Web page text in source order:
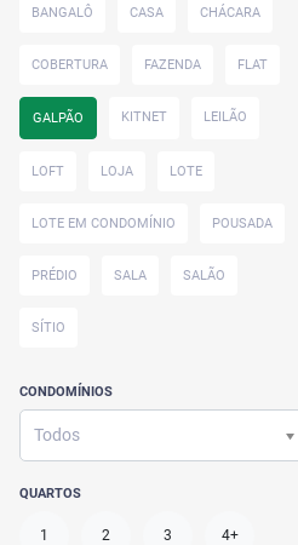
BANGALÔ CASA CHÁCARA
COBERTURA FAZENDA FLAT
GALPÃO KITNET LEILÃO
LOFT LOJA LOTE
LOTE EM CONDOMÍNIO POUSADA
PRÉDIO SALA SALÃO
SÍTIO
CONDOMÍNIOS
Todos
QUARTOS
1 2 3 4+